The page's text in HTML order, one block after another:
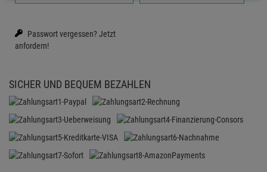
Passwort vergessen?Jetzt
anfordern!
SICHER UND BEQUEM BEZAHLEN